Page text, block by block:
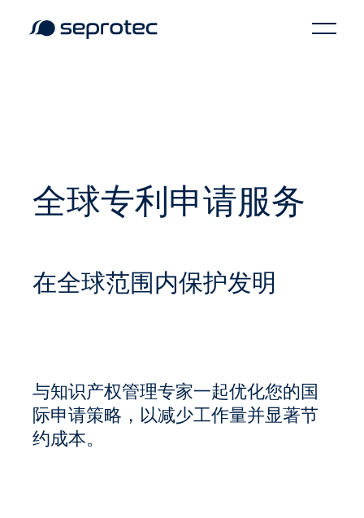
全球专利申请服务
在全球范围内保护发明
与知识产权管理专家一起优化您的国
际申请策略，以减少工作量并显著节
约成本。